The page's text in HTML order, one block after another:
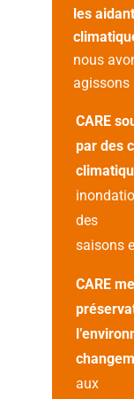
les
nous
agissons
CARE
par des
des
saisons
CARE
aux